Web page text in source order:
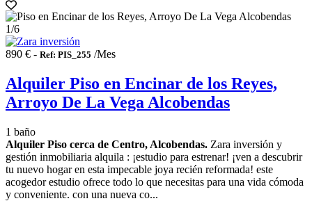
1/6
890 € - Ref: PIS_255 /Mes
Alquiler Piso en Encinar de los Reyes,
Arroyo De La Vega Alcobendas
1 baño
Alquiler Piso cerca de Centro, Alcobendas. Zara inversión y
gestión inmobiliaria alquila : ¡estudio para estrenar! ¡ven a descubrir
tu nuevo hogar en esta impecable joya recién reformada! este
acogedor estudio ofrece todo lo que necesitas para una vida cómoda
y conveniente. con una nueva co...